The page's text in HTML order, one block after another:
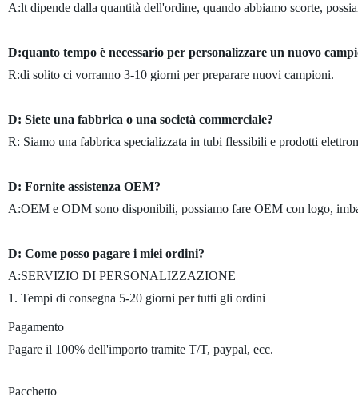
A:lt dipende dalla quantità dell'ordine, quando abbiamo scorte,
D:quanto tempo è necessario per personalizzare un nuovo
R:di solito ci vorranno 3-10 giorni per preparare nuovi campioni.
D: Siete una fabbrica o una società commerciale?
R: Siamo una fabbrica specializzata in tubi flessibili e prodotti
D: Fornite assistenza OEM?
A:OEM e ODM sono disponibili, possiamo fare OEM con logo,
D: Come posso pagare i miei ordini?
A:SERVIZIO DI PERSONALIZZAZIONE
1. Tempi di consegna 5-20 giorni per tutti gli ordini
Pagamento
Pagare il 100% dell'importo tramite T/T, paypal, ecc.
Pacchetto